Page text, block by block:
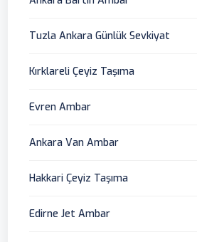
Tuzla Ankara Günlük Sevkiyat
Kırklareli Çeyiz Taşıma
Evren Ambar
Ankara Van Ambar
Hakkari Çeyiz Taşıma
Edirne Jet Ambar